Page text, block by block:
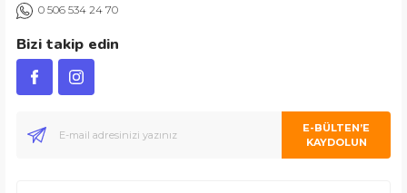
0 506 534 24 70
Bizi takip edin
E-BÜLTEN’E
KAYDOLUN